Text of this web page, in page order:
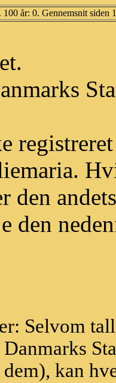
100 år: 0. Gennemsnit siden
den
den
Selvom
kan